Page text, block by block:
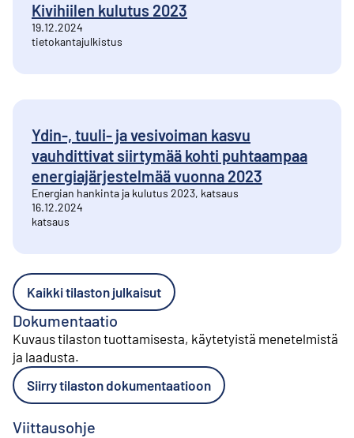
Kivihiilen kulutus 2023
19.12.2024
tietokantajulkistus
Ydin-, tuuli- ja vesivoiman kasvu
vauhdittivat siirtymää kohti puhtaampaa
energiajärjestelmää vuonna 2023
Energian hankinta ja kulutus 2023, katsaus
16.12.2024
katsaus
Kaikki tilaston julkaisut
Dokumentaatio
Kuvaus tilaston tuottamisesta, käytetyistä menetelmistä
ja laadusta.
Siirry tilaston dokumentaatioon
Viittausohje